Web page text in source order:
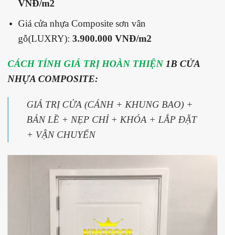
VNĐ/m2
Giá cửa nhựa Composite sơn vân
gỗ(LUXRY): 3.900.000 VNĐ/m2
CÁCH TÍNH GIÁ TRỊ HOÀN THIỆN1B CỬA
NHỰA COMPOSITE:
GIÁ TRỊ CỬA (CÁNH + KHUNG BAO) +
BẢN LỀ + NẸP CHỈ + KHÓA + LẮP ĐẶT
+ VẬN CHUYỂN